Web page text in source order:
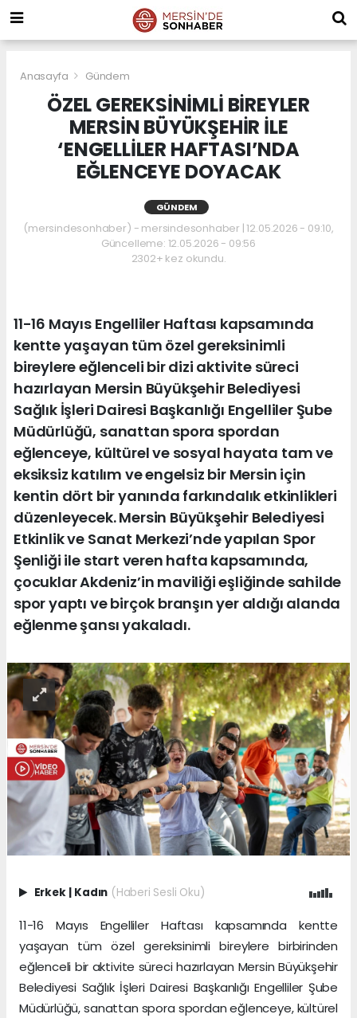
Anasayfa Gündem
ÖZEL GEREKSİNİMLİ BİREYLER
MERSİN BÜYÜKŞEHİR İLE
‘ENGELLİLER HAFTASI’NDA
EĞLENCEYE DOYACAK
GÜNDEM
(mersindesonhaber) - mersindesonhaber | 12.05.2026 - 09:10,
Güncelleme: 12.05.2026 - 09:56
2302+ kez okundu.
11-16 Mayıs Engelliler Haftası kapsamında
kentte yaşayan tüm özel gereksinimli
bireylere eğlenceli bir dizi aktivite süreci
hazırlayan Mersin Büyükşehir Belediyesi
Sağlık İşleri Dairesi Başkanlığı Engelliler Şube
Müdürlüğü, sanattan spora spordan
eğlenceye, kültürel ve sosyal hayata tam ve
eksiksiz katılım ve engelsiz bir Mersin için
kentin dört bir yanında farkındalık etkinlikleri
düzenleyecek. Mersin Büyükşehir Belediyesi
Etkinlik ve Sanat Merkezi’nde yapılan Spor
Şenliği ile start veren hafta kapsamında,
çocuklar Akdeniz’in maviliği eşliğinde sahilde
spor yaptı ve birçok branşın yer aldığı alanda
eğlenme şansı yakaladı.
Erkek | Kadın (Haberi Sesli Oku)
11-16 Mayıs Engelliler Haftası kapsamında kentte
yaşayan tüm özel gereksinimli bireylere birbirinden
eğlenceli bir aktivite süreci hazırlayan Mersin Büyükşehir
Belediyesi Sağlık İşleri Dairesi Başkanlığı Engelliler Şube
Müdürlüğü, sanattan spora spordan eğlenceye, kültürel